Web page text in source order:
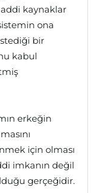
kaynaklar
ona
bir
kabul
erkeğin
için olması
imkanın değil
gerçeğidir.